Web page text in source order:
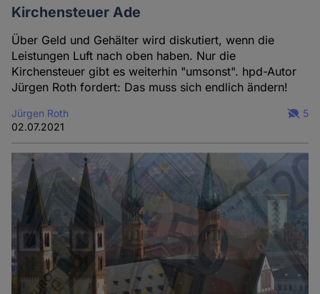
Kirchensteuer Ade
Über Geld und Gehälter wird diskutiert, wenn die
Leistungen Luft nach oben haben. Nur die
Kirchensteuer gibt es weiterhin "umsonst". hpd-Autor
Jürgen Roth fordert: Das muss sich endlich ändern!
Jürgen Roth
02.07.2021
5